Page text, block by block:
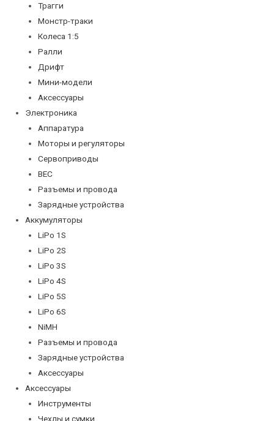
Трагги
Монстр-траки
Колеса 1:5
Ралли
Дрифт
Мини-модели
Аксессуары
Электроника
Аппаратура
Моторы и регуляторы
Сервоприводы
BEC
Разъемы и провода
Зарядные устройства
Аккумуляторы
LiPo 1S
LiPo 2S
LiPo 3S
LiPo 4S
LiPo 5S
LiPo 6S
NiMH
Разъемы и провода
Зарядные устройства
Аксессуары
Аксессуары
Инструменты
Чехлы и сумки